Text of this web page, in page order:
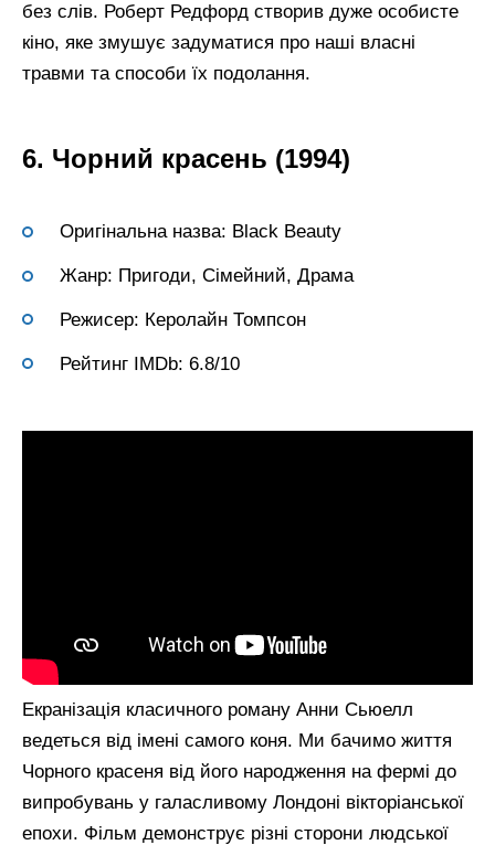
без слів. Роберт Редфорд створив дуже особисте
кіно, яке змушує задуматися про наші власні
травми та способи їх подолання.
6. Чорний красень (1994)
Оригінальна назва: Black Beauty
Жанр: Пригоди, Сімейний, Драма
Режисер: Керолайн Томпсон
Рейтинг IMDb: 6.8/10
Екранізація класичного роману Анни Сьюелл
ведеться від імені самого коня. Ми бачимо життя
Чорного красеня від його народження на фермі до
випробувань у галасливому Лондоні вікторіанської
епохи. Фільм демонструє різні сторони людської